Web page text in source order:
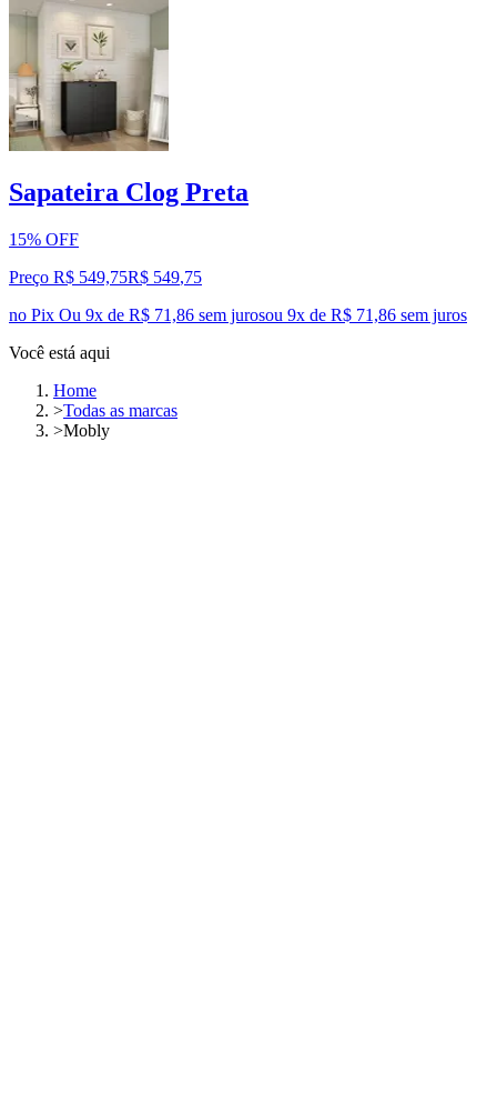
Sapateira Clog Preta
15% OFF
Preço R$ 549,75R$ 549,75
no Pix Ou 9x de R$ 71,86 sem jurosou 9x de R$ 71,86 sem juros
Você está aqui
Home
>Todas as marcas
>Mobly